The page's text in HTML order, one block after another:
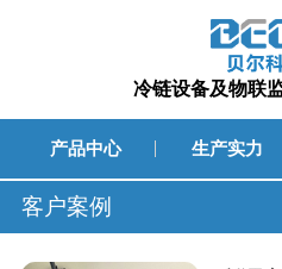
冷链设备及物联
产品中心 生产实力
客户案例